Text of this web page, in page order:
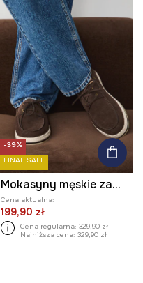
-39%
FINAL SALE
Mokasyny męskie zamszowe
Cena aktualna:
199,90 zł
Cena regularna: 329,90 zł
Najniższa cena: 329,90 zł